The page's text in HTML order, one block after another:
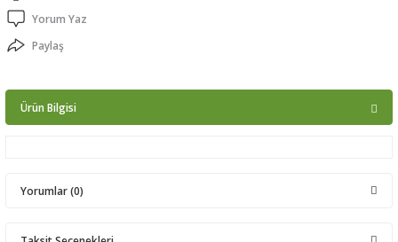
Yorum Yaz
Paylaş
Ürün Bilgisi
Yorumlar (0)